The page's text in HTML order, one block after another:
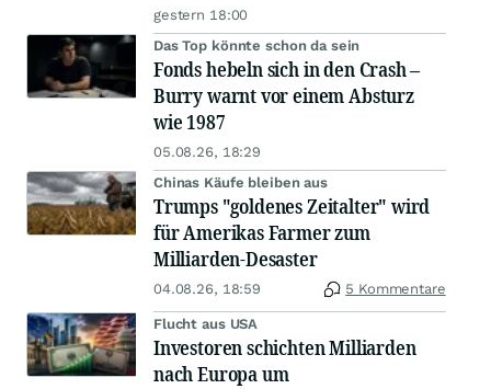
gestern 18:00
Das Top könnte schon da sein
Fonds hebeln sich in den Crash –
Burry warnt vor einem Absturz
wie 1987
05.08.26, 18:29
Chinas Käufe bleiben aus
Trumps "goldenes Zeitalter" wird
für Amerikas Farmer zum
Milliarden-Desaster
04.08.26, 18:59 5 Kommentare
Flucht aus USA
Investoren schichten Milliarden
nach Europa um